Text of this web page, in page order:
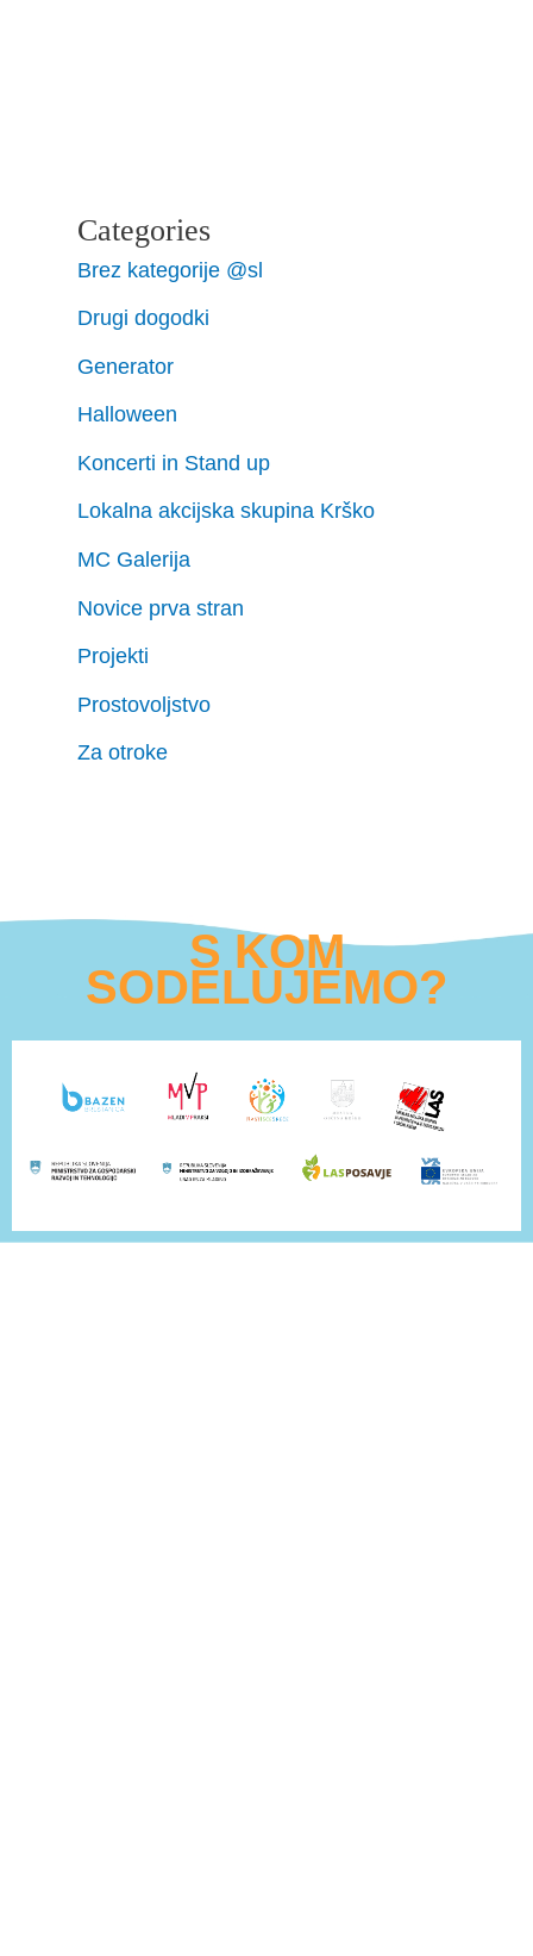
Categories
Brez kategorije @sl
Drugi dogodki
Generator
Halloween
Koncerti in Stand up
Lokalna akcijska skupina Krško
MC Galerija
Novice prva stran
Projekti
Prostovoljstvo
Za otroke
S KOM
SODELUJEMO?